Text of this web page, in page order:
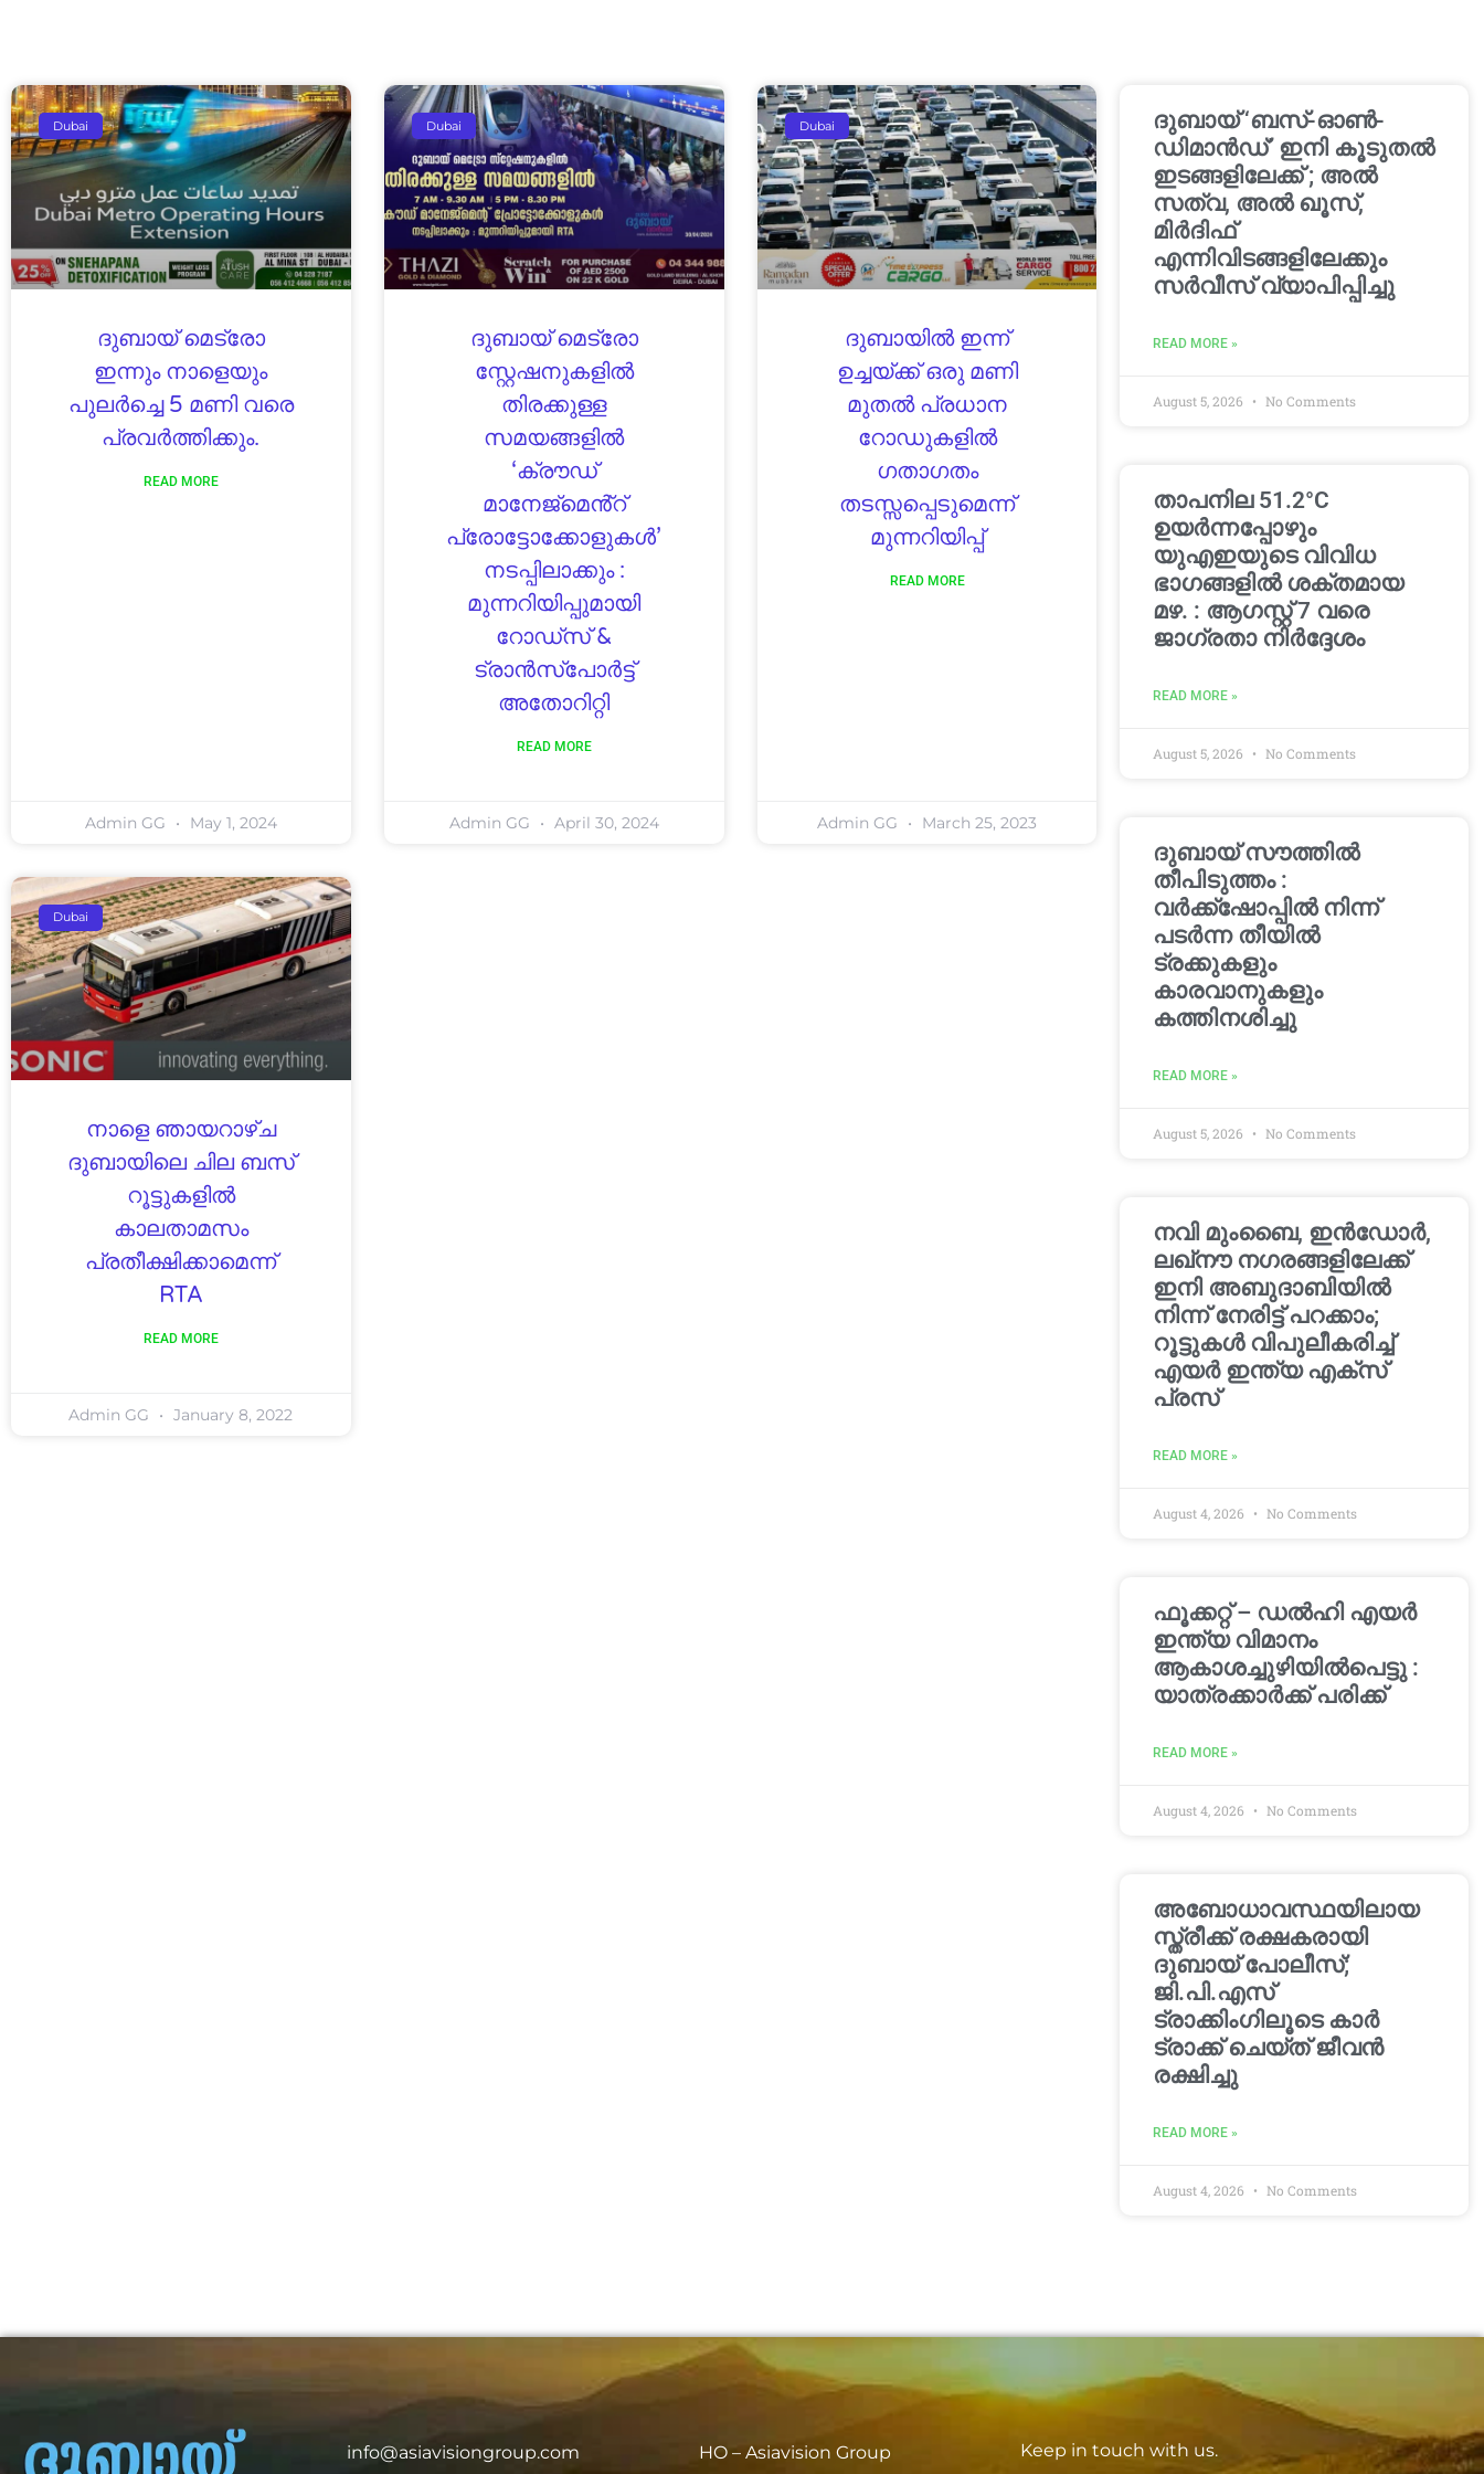
Dubai
ദുബായ് മെട്രോ
ഇന്നും നാളെയും
പുലർച്ചെ 5 മണി വരെ
പ്രവർത്തിക്കും.
READ MORE
Admin GG May 1, 2024
Dubai
ദുബായ് മെട്രോ
സ്റ്റേഷനുകളിൽ
തിരക്കുള്ള
സമയങ്ങളിൽ
‘ക്രൗഡ്
മാനേജ്‌മെൻ്റ്
പ്രോട്ടോക്കോളുകൾ’
നടപ്പിലാക്കും :
മുന്നറിയിപ്പുമായി
റോഡ്‌സ് &
ട്രാൻസ്‌പോർട്ട്
അതോറിറ്റി
READ MORE
Admin GG April 30, 2024
Dubai
ദുബായിൽ ഇന്ന്
ഉച്ചയ്ക്ക് ഒരു മണി
മുതൽ പ്രധാന
റോഡുകളിൽ
ഗതാഗതം
തടസ്സപ്പെടുമെന്ന്
മുന്നറിയിപ്പ്
READ MORE
Admin GG March 25, 2023
Dubai
നാളെ ഞായറാഴ്ച
ദുബായിലെ ചില ബസ്
റൂട്ടുകളിൽ
കാലതാമസം
പ്രതീക്ഷിക്കാമെന്ന്
RTA
READ MORE
Admin GG January 8, 2022
ദുബായ് ‘ബസ്-ഓൺ-
ഡിമാൻഡ്’ ഇനി കൂടുതൽ
ഇടങ്ങളിലേക്ക് ; അൽ
സത്വ, അൽ ഖൂസ്,
മിർദിഫ്
എന്നിവിടങ്ങളിലേക്കും
സർവീസ് വ്യാപിപ്പിച്ചു
READ MORE »
August 5, 2026 No Comments
താപനില 51.2°C
ഉയർന്നപ്പോഴും
യുഎഇയുടെ വിവിധ
ഭാഗങ്ങളിൽ ശക്തമായ
മഴ. : ആഗസ്റ്റ് 7 വരെ
ജാഗ്രതാ നിർദ്ദേശം
READ MORE »
August 5, 2026 No Comments
ദുബായ് സൗത്തിൽ
തീപിടുത്തം :
വർക്ക്‌ഷോപ്പിൽ നിന്ന്
പടർന്ന തീയിൽ
ട്രക്കുകളും
കാരവാനുകളും
കത്തിനശിച്ചു
READ MORE »
August 5, 2026 No Comments
നവി മുംബൈ, ഇൻഡോർ,
ലഖ്നൗ നഗരങ്ങളിലേക്ക്
ഇനി അബുദാബിയിൽ
നിന്ന് നേരിട്ട് പറക്കാം;
റൂട്ടുകൾ വിപുലീകരിച്ച്
എയർ ഇന്ത്യ എക്സ്
പ്രസ്
READ MORE »
August 4, 2026 No Comments
ഫൂക്കറ്റ് – ഡൽഹി എയര്‍
ഇന്ത്യ വിമാനം
ആകാശച്ചുഴിയില്‍പെട്ടു :
യാത്രക്കാര്‍ക്ക് പരിക്ക്
READ MORE »
August 4, 2026 No Comments
അബോധാവസ്ഥയിലായ
സ്ത്രീക്ക് രക്ഷകരായി
ദുബായ് പോലീസ്;
ജി.പി.എസ്
ട്രാക്കിംഗിലൂടെ കാർ
ട്രാക്ക് ചെയ്ത് ജീവൻ
രക്ഷിച്ചു
READ MORE »
August 4, 2026 No Comments
info@asiavisiongroup.com HO – Asiavision Group Keep in touch with us.